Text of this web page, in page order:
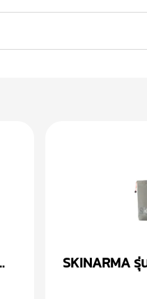
SKINARMA